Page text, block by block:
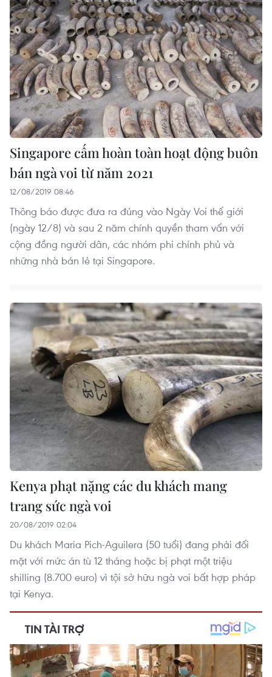
Singapore cấm hoàn toàn hoạt động buôn
bán ngà voi từ năm 2021
12/08/2019 08:46
Thông báo được đưa ra đúng vào Ngày Voi thế giới
(ngày 12/8) và sau 2 năm chính quyền tham vấn với
cộng đồng người dân, các nhóm phi chính phủ và
những nhà bán lẻ tại Singapore.
Kenya phạt nặng các du khách mang
trang sức ngà voi
20/08/2019 02:04
Du khách Maria Pich-Aguilera (50 tuổi) đang phải đối
mặt với mức án tù 12 tháng hoặc bị phạt một triệu
shilling (8.700 euro) vì tội sở hữu ngà voi bất hợp pháp
tại Kenya.